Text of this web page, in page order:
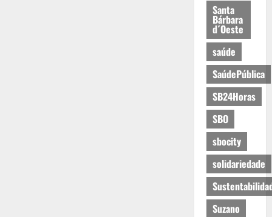
Santa
Bárbara
d´Oeste
saúde
SaúdePública
SB24Horas
SBO
sbocity
solidariedade
Suzano